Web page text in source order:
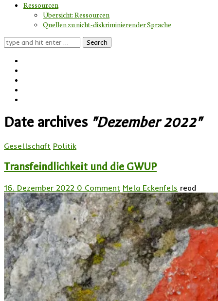
Ressourcen
Übersicht: Ressourcen
Quellen zu nicht-diskriminierender Sprache
Search
for:
Date archives "Dezember 2022"
Gesellschaft Politik
Transfeindlichkeit und die GWUP
16. Dezember 2022 0 Comment Mela Eckenfels read